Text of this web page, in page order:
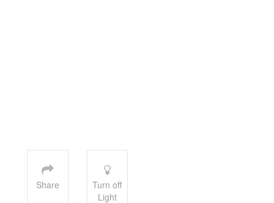
Share
Turn off
Light